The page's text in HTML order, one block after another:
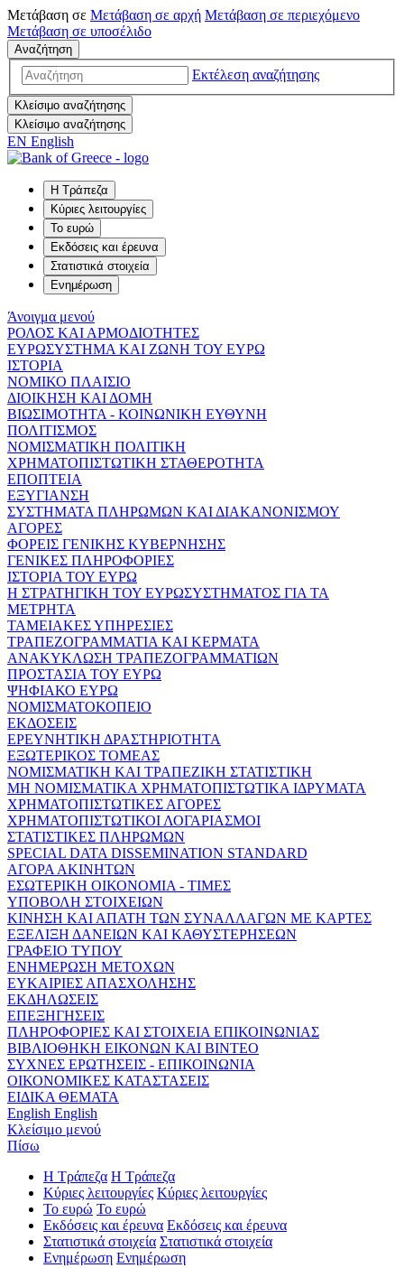
Μετάβαση σε Μετάβαση σε αρχή Μετάβαση σε περιεχόμενο
Μετάβαση σε υποσέλιδο
Αναζήτηση
Εκτέλεση αναζήτησης
Κλείσιμο αναζήτησης
Κλείσιμο αναζήτησης
EN English
Η Τράπεζα
Κύριες λειτουργίες
Το ευρώ
Εκδόσεις και έρευνα
Στατιστικά στοιχεία
Ενημέρωση
Άνοιγμα μενού
ΡΟΛΟΣ ΚΑΙ ΑΡΜΟΔΙΟΤΗΤΕΣ
ΕΥΡΩΣΥΣΤΗΜΑ ΚΑΙ ΖΩΝΗ ΤΟΥ ΕΥΡΩ
ΙΣΤΟΡΙΑ
ΝΟΜΙΚΟ ΠΛΑΙΣΙΟ
ΔΙΟΙΚΗΣΗ ΚΑΙ ΔΟΜΗ
ΒΙΩΣΙΜΟΤΗΤΑ - ΚΟΙΝΩΝΙΚΗ ΕΥΘΥΝΗ
ΠΟΛΙΤΙΣΜΟΣ
ΝΟΜΙΣΜΑΤΙΚΗ ΠΟΛΙΤΙΚΗ
ΧΡΗΜΑΤΟΠΙΣΤΩΤΙΚΗ ΣΤΑΘΕΡΟΤΗΤΑ
ΕΠΟΠΤΕΙΑ
ΕΞΥΓΙΑΝΣΗ
ΣΥΣΤΗΜΑΤΑ ΠΛΗΡΩΜΩΝ ΚΑΙ ΔΙΑΚΑΝΟΝΙΣΜΟΥ
ΑΓΟΡΕΣ
ΦΟΡΕΙΣ ΓΕΝΙΚΗΣ ΚΥΒΕΡΝΗΣΗΣ
ΓΕΝΙΚΕΣ ΠΛΗΡΟΦΟΡΙΕΣ
ΙΣΤΟΡΙΑ ΤΟΥ ΕΥΡΩ
Η ΣΤΡΑΤΗΓΙΚΗ ΤΟΥ ΕΥΡΩΣΥΣΤΗΜΑΤΟΣ ΓΙΑ ΤΑ
ΜΕΤΡΗΤΑ
ΤΑΜΕΙΑΚΕΣ ΥΠΗΡΕΣΙΕΣ
ΤΡΑΠΕΖΟΓΡΑΜΜΑΤΙΑ ΚΑΙ ΚΕΡΜΑΤΑ
ΑΝΑΚΥΚΛΩΣΗ ΤΡΑΠΕΖΟΓΡΑΜΜΑΤΙΩΝ
ΠΡΟΣΤΑΣΙΑ ΤΟΥ ΕΥΡΩ
ΨΗΦΙΑΚΟ ΕΥΡΩ
ΝΟΜΙΣΜΑΤΟΚΟΠΕΙΟ
ΕΚΔΟΣΕΙΣ
ΕΡΕΥΝΗΤΙΚΗ ΔΡΑΣΤΗΡΙΟΤΗΤΑ
ΕΞΩΤΕΡΙΚΟΣ ΤΟΜΕΑΣ
ΝΟΜΙΣΜΑΤΙΚΗ ΚΑΙ ΤΡΑΠΕΖΙΚΗ ΣΤΑΤΙΣΤΙΚΗ
ΜΗ ΝΟΜΙΣΜΑΤΙΚΑ ΧΡΗΜΑΤΟΠΙΣΤΩΤΙΚΑ ΙΔΡΥΜΑΤΑ
ΧΡΗΜΑΤΟΠΙΣΤΩΤΙΚΕΣ ΑΓΟΡΕΣ
ΧΡΗΜΑΤΟΠΙΣΤΩΤΙΚΟΙ ΛΟΓΑΡΙΑΣΜΟΙ
ΣΤΑΤΙΣΤΙΚΕΣ ΠΛΗΡΩΜΩΝ
SPECIAL DATA DISSEMINATION STANDARD
ΑΓΟΡΑ ΑΚΙΝΗΤΩΝ
ΕΣΩΤΕΡΙΚΗ ΟΙΚΟΝΟΜΙΑ - ΤΙΜΕΣ
ΥΠΟΒΟΛΗ ΣΤΟΙΧΕΙΩΝ
ΚΙΝΗΣΗ ΚΑΙ ΑΠΑΤΗ ΤΩΝ ΣΥΝΑΛΛΑΓΩΝ ΜΕ ΚΑΡΤΕΣ
ΕΞΕΛΙΞΗ ΔΑΝΕΙΩΝ ΚΑΙ ΚΑΘΥΣΤΕΡΗΣΕΩΝ
ΓΡΑΦΕΙΟ ΤΥΠΟΥ
ΕΝΗΜΕΡΩΣΗ ΜΕΤΟΧΩΝ
ΕΥΚΑΙΡΙΕΣ ΑΠΑΣΧΟΛΗΣΗΣ
ΕΚΔΗΛΩΣΕΙΣ
ΕΠΕΞΗΓΗΣΕΙΣ
ΠΛΗΡΟΦΟΡΙΕΣ ΚΑΙ ΣΤΟΙΧΕΙΑ ΕΠΙΚΟΙΝΩΝΙΑΣ
ΒΙΒΛΙΟΘΗΚΗ ΕΙΚΟΝΩΝ ΚΑΙ ΒΙΝΤΕΟ
ΣΥΧΝΕΣ ΕΡΩΤΗΣΕΙΣ - ΕΠΙΚΟΙΝΩΝΙΑ
ΟΙΚΟΝΟΜΙΚΕΣ ΚΑΤΑΣΤΑΣΕΙΣ
ΕΙΔΙΚΑ ΘΕΜΑΤΑ
English English
Κλείσιμο μενού
Πίσω
Η Τράπεζα Η Τράπεζα
Κύριες λειτουργίες Κύριες λειτουργίες
Το ευρώ Το ευρώ
Εκδόσεις και έρευνα Εκδόσεις και έρευνα
Στατιστικά στοιχεία Στατιστικά στοιχεία
Ενημέρωση Ενημέρωση